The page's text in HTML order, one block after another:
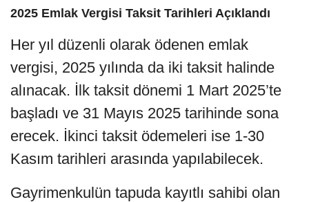
2025 Emlak Vergisi Taksit Tarihleri Açıklandı
Her yıl düzenli olarak ödenen emlak
vergisi, 2025 yılında da iki taksit halinde
alınacak. İlk taksit dönemi 1 Mart 2025’te
başladı ve 31 Mayıs 2025 tarihinde sona
erecek. İkinci taksit ödemeleri ise 1-30
Kasım tarihleri arasında yapılabilecek.
Gayrimenkulün tapuda kayıtlı sahibi olan